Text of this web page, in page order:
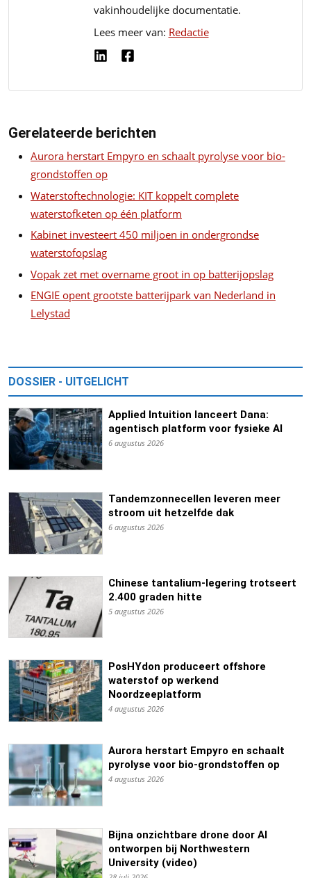
vakinhoudelijke documentatie.
Lees meer van: Redactie
Gerelateerde berichten
Aurora herstart Empyro en schaalt pyrolyse voor bio-
grondstoffen op
Waterstoftechnologie: KIT koppelt complete
waterstofketen op één platform
Kabinet investeert 450 miljoen in ondergrondse
waterstofopslag
Vopak zet met overname groot in op batterijopslag
ENGIE opent grootste batterijpark van Nederland in
Lelystad
DOSSIER - UITGELICHT
Applied Intuition lanceert Dana:
agentisch platform voor fysieke AI
6 augustus 2026
Tandemzonnecellen leveren meer
stroom uit hetzelfde dak
6 augustus 2026
Chinese tantalium-legering trotseert
2.400 graden hitte
5 augustus 2026
PosHYdon produceert offshore
waterstof op werkend
Noordzeeplatform
4 augustus 2026
Aurora herstart Empyro en schaalt
pyrolyse voor bio-grondstoffen op
4 augustus 2026
Bijna onzichtbare drone door AI
ontworpen bij Northwestern
University (video)